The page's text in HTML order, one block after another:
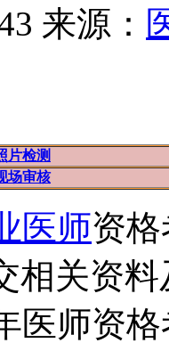
来源：
片检测
场审核
医师资
相关资
医师资